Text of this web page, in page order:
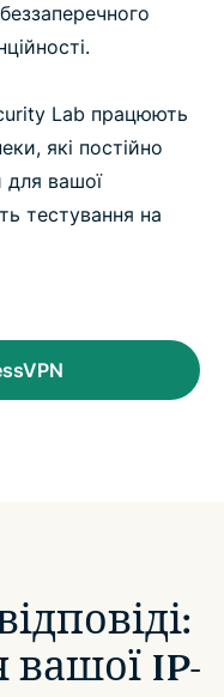
Lab працюють
які постійно
для вашої
тестування на
IP-